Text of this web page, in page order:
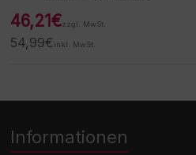
46,21€zzgl. MwSt.
54,99€ inkl. MwSt.
Informationen